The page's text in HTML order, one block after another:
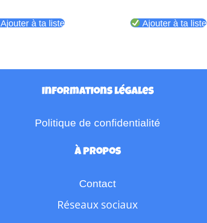
Ajouter à ta liste Ajouter à ta liste
Informations légales
Politique de confidentialité
À propos
Contact
Réseaux sociaux